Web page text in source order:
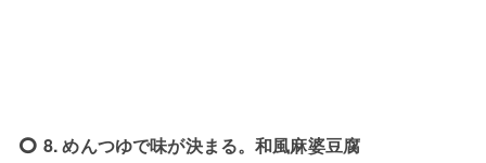
8. めんつゆで味が決まる。和風麻婆豆腐